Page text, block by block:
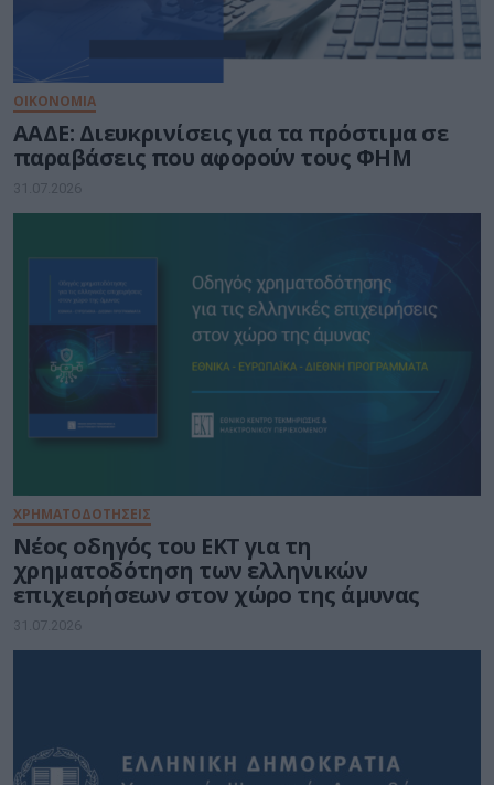
ΟΙΚΟΝΟΜΙΑ
ΑΑΔΕ: Διευκρινίσεις για τα πρόστιμα σε
παραβάσεις που αφορούν τους ΦΗΜ
31.07.2026
ΧΡΗΜΑΤΟΔΟΤΗΣΕΙΣ
Νέος οδηγός του ΕΚΤ για τη
χρηματοδότηση των ελληνικών
επιχειρήσεων στον χώρο της άμυνας
31.07.2026